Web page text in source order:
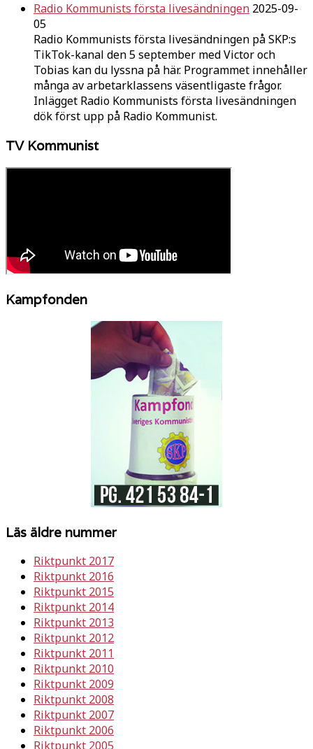
Radio Kommunists första livesändningen 2025-09-
05
Radio Kommunists första livesändningen på SKP:s
TikTok-kanal den 5 september med Victor och
Tobias kan du lyssna på här. Programmet innehåller
många av arbetarklassens väsentligaste frågor.
Inlägget Radio Kommunists första livesändningen
dök först upp på Radio Kommunist.
TV Kommunist
Kampfonden
Läs äldre nummer
Riktpunkt 2017
Riktpunkt 2016
Riktpunkt 2015
Riktpunkt 2014
Riktpunkt 2013
Riktpunkt 2012
Riktpunkt 2011
Riktpunkt 2010
Riktpunkt 2009
Riktpunkt 2008
Riktpunkt 2007
Riktpunkt 2006
Riktpunkt 2005